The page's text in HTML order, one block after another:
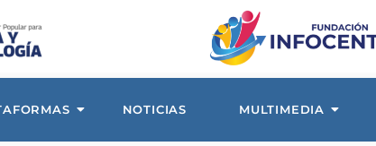
NOTICIAS MULTIMEDIA